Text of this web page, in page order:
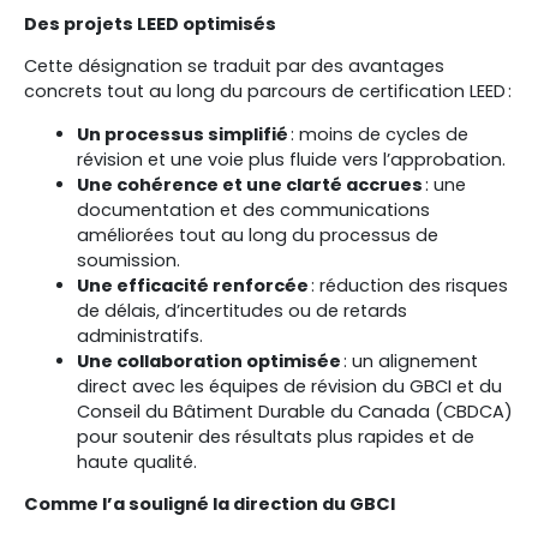
Des projets LEED optimisés
Cette désignation se traduit par des avantages
concrets tout au long du parcours de certification LEED :
Un processus simplifié: moins de cycles de
révision et une voie plus fluide vers l’approbation.
Une cohérence et une clarté accrues: une
documentation et des communications
améliorées tout au long du processus de
soumission.
Une efficacité renforcée: réduction des risques
de délais, d’incertitudes ou de retards
administratifs.
Une collaboration optimisée: un alignement
direct avec les équipes de révision du GBCI et du
Conseil du Bâtiment Durable du Canada (CBDCA)
pour soutenir des résultats plus rapides et de
haute qualité.
Comme l’a souligné la direction du GBCI